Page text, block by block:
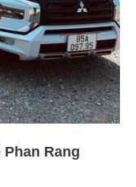
Rang